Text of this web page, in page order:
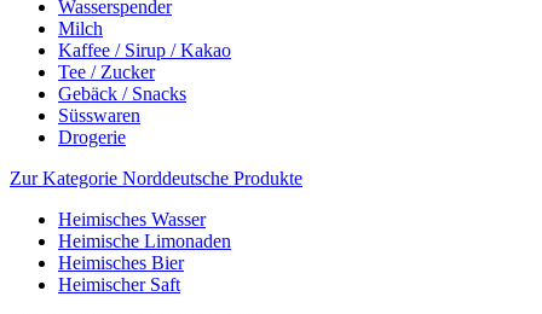
Wasserspender
Milch
Kaffee / Sirup / Kakao
Tee / Zucker
Gebäck / Snacks
Süsswaren
Drogerie
Zur Kategorie Norddeutsche Produkte
Heimisches Wasser
Heimische Limonaden
Heimisches Bier
Heimischer Saft